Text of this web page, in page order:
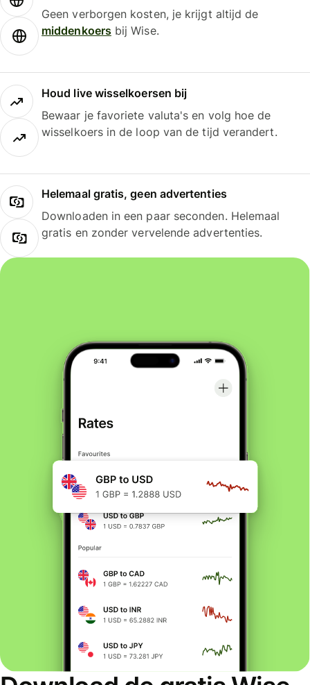
Geen verborgen kosten, je krijgt altijd de
middenkoersbij Wise.
Houd live wisselkoersen bij
Bewaar je favoriete valuta's en volg hoe de
wisselkoers in de loop van de tijd verandert.
Helemaal gratis, geen advertenties
Downloaden in een paar seconden. Helemaal
gratis en zonder vervelende advertenties.